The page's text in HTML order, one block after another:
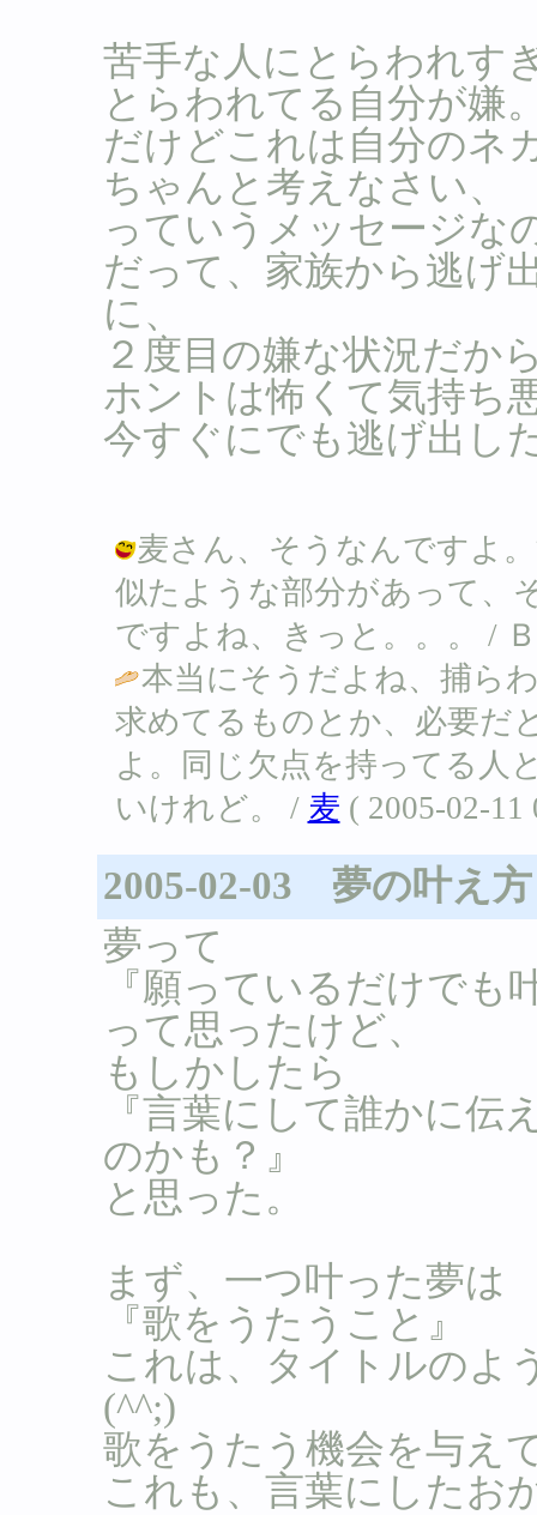
苦手な人にとらわれす
とらわれてる自分が嫌
だけどこれは自分のネ
ちゃんと考えなさい、
っていうメッセージな
だって、家族から逃げ
に、
２度目の嫌な状況だか
ホントは怖くて気持ち
今すぐにでも逃げ出し
麦さん、そうなんですよ
似たような部分があって、
ですよね、きっと。。。 /
本当にそうだよね、捕ら
求めてるものとか、必要だ
よ。同じ欠点を持ってる人
いけれど。 / 麦 ( 2005-02-11
2005-02-03 夢の叶え方
夢って
『願っているだけでも
って思ったけど、
もしかしたら
『言葉にして誰かに伝
のかも？』
と思った。
まず、一つ叶った夢は
『歌をうたうこと』
これは、タイトルのよ
(^^;)
歌をうたう機会を与え
これも、言葉にしたお